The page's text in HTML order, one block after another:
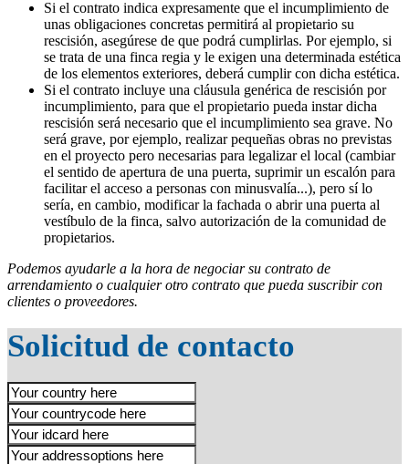
Si el contrato indica expresamente que el incumplimiento de
unas obligaciones concretas permitirá al propietario su
rescisión, asegúrese de que podrá cumplirlas. Por ejemplo, si
se trata de una finca regia y le exigen una determinada estética
de los elementos exteriores, deberá cumplir con dicha estética.
Si el contrato incluye una cláusula genérica de rescisión por
incumplimiento, para que el propietario pueda instar dicha
rescisión será necesario que el incumplimiento sea grave. No
será grave, por ejemplo, realizar pequeñas obras no previstas
en el proyecto pero necesarias para legalizar el local (cambiar
el sentido de apertura de una puerta, suprimir un escalón para
facilitar el acceso a personas con minusvalía...), pero sí lo
sería, en cambio, modificar la fachada o abrir una puerta al
vestíbulo de la finca, salvo autorización de la comunidad de
propietarios.
Podemos ayudarle a la hora de negociar su contrato de
arrendamiento o cualquier otro contrato que pueda suscribir con
clientes o proveedores.
Solicitud de contacto